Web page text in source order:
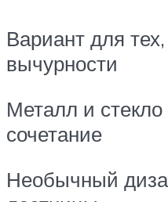
Вариант для
вычурности
Металл и
сочетание
Необычный